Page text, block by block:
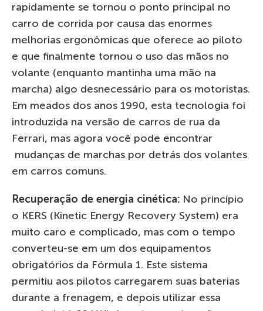
rapidamente se tornou o ponto principal no
carro de corrida por causa das enormes
melhorias ergonômicas que oferece ao piloto
e que finalmente tornou o uso das mãos no
volante (enquanto mantinha uma mão na
marcha) algo desnecessário para os motoristas.
Em meados dos anos 1990, esta tecnologia foi
introduzida na versão de carros de rua da
Ferrari, mas agora você pode encontrar
mudanças de marchas por detrás dos volantes
em carros comuns.
Recuperação de energia cinética: No princípio
o KERS (Kinetic Energy Recovery System) era
muito caro e complicado, mas com o tempo
converteu-se em um dos equipamentos
obrigatórios da Fórmula 1. Este sistema
permitiu aos pilotos carregarem suas baterias
durante a frenagem, e depois utilizar essa